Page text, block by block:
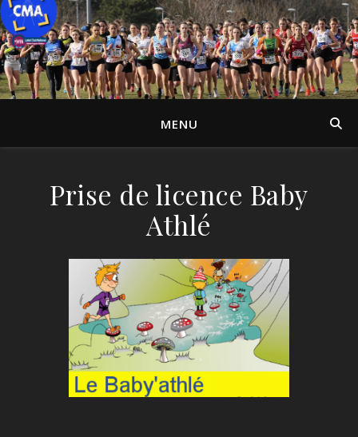
MENU
Prise de licence Baby
Athlé